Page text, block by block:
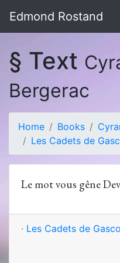
Edmond Rostand
§ Text
Bergerac
Home Books
Les Cadets de
Le mot vous gêne
· Les Cadets de